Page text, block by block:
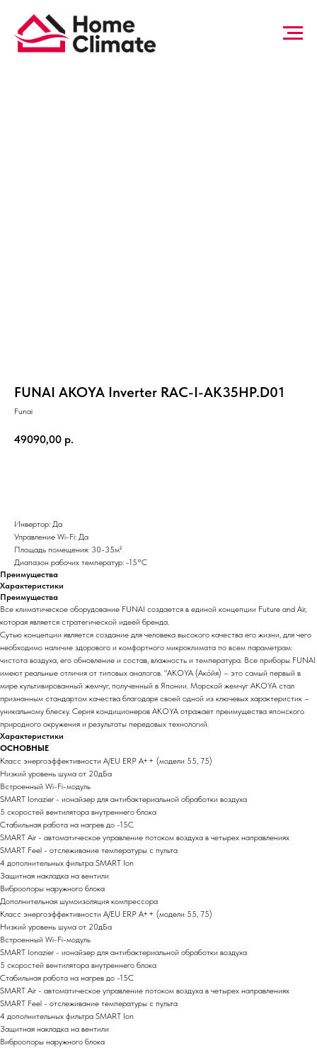
FUNAI AKOYA Inverter RAC-I-AK35HP.D01
Funai
49090,00 р.
Инвертор: Да
Управление Wi-Fi: Да
Площадь помещения: 30-35м²
Диапазон рабочих температур: -15°С
Преимущества
Характеристики
Преимущества
Все климатическое оборудование FUNAI создается в единой концепции Future and Air,
которая является стратегической идеей бренда.
Сутью концепции является создание для человека высокого качества его жизни, для чего
необходимо наличие здорового и комфортного микроклимата по всем параметрам:
чистота воздуха, его обновление и состав, влажность и температура. Все приборы FUNAI
имеют реальные отличия от типовых аналогов. "AKOYA (Ако́йя) – это самый первый в
мире культивированный жемчуг, полученный в Японии. Морской жемчуг AKOYA стал
признанным стандартом качества благодаря своей одной из ключевых характеристик –
уникальному блеску. Серия кондиционеров AKOYA отражает преимущества японского
природного окружения и результаты передовых технологий.
Характеристики
ОСНОВНЫЕ
Класс энергоэффективности А/EU ERP A++ (модели 55, 75)
Низкий уровень шума от 20дБа
Встроенный Wi-Fi-модуль
SMART Ionazier - ионайзер для антибактериальной обработки воздуха
5 скоростей вентилятора внутреннего блока
Стабильная работа на нагрев до -15С
SMART Air - автоматическое управление потоком воздуха в четырех направлениях
SMART Feel - отслеживание температуры с пульта
4 дополнительных фильтра SMART Ion
Защитная накладка на вентили
Виброопоры наружного блока
Дополнительная шумоизоляция компрессора
Класс энергоэффективности А/EU ERP A++ (модели 55, 75)
Низкий уровень шума от 20дБа
Встроенный Wi-Fi-модуль
SMART Ionazier - ионайзер для антибактериальной обработки воздуха
5 скоростей вентилятора внутреннего блока
Стабильная работа на нагрев до -15С
SMART Air - автоматическое управление потоком воздуха в четырех направлениях
SMART Feel - отслеживание температуры с пульта
4 дополнительных фильтра SMART Ion
Защитная накладка на вентили
Виброопоры наружного блока